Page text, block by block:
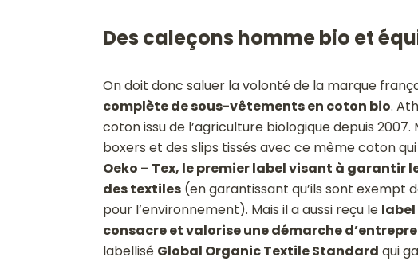
Des caleçons homme bio et
On doit donc saluer la volonté de la marque
complète de sous-vêtements en coton bio.
coton issu de l’agriculture biologique depuis
boxers et des slips tissés avec ce même coton
Oeko – Tex, le premier label visant à
des textiles(en garantissant qu’ils sont exempt
pour l’environnement). Mais il a aussi reçu le label
consacre et valorise une démarche
labellisé Global Organic Textile Standard qui